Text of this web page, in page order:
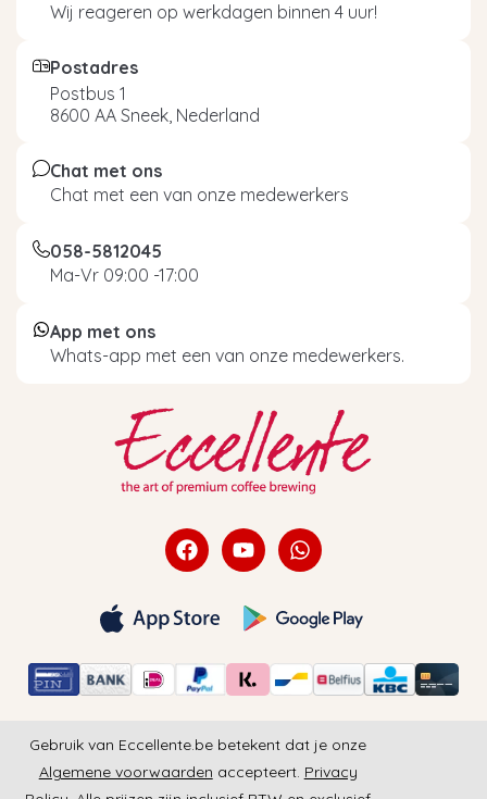
Wij reageren op werkdagen binnen 4 uur!
Postadres
Postbus 1
8600 AA Sneek, Nederland
Chat met ons
Chat met een van onze medewerkers
058-5812045
Ma-Vr 09:00 -17:00
App met ons
Whats-app met een van onze medewerkers.
Gebruik van Eccellente.be betekent dat je onze
Algemene voorwaarden accepteert. Privacy